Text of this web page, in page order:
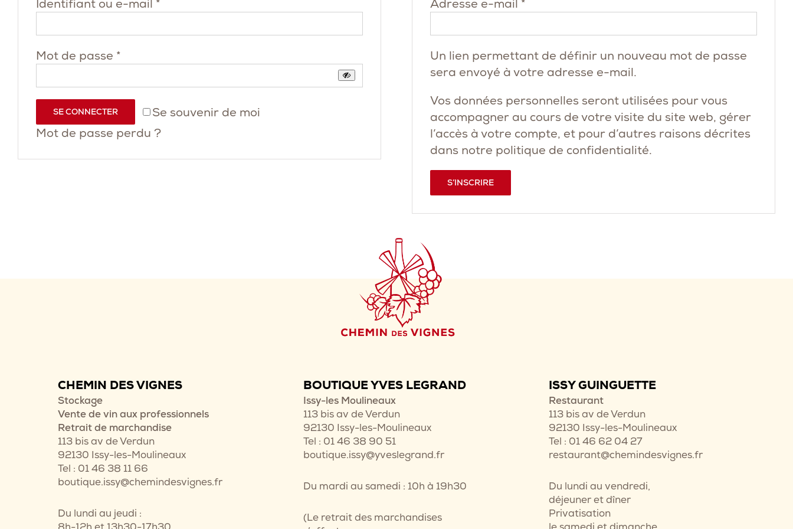
Identifiant ou e-mail *
Mot de passe *
Se souvenir de moi
SE CONNECTER
Mot de passe perdu ?
Adresse e-mail *
Un lien permettant de définir un nouveau mot de passe
sera envoyé à votre adresse e-mail.
Vos données personnelles seront utilisées pour vous
accompagner au cours de votre visite du site web, gérer
l’accès à votre compte, et pour d’autres raisons décrites
dans notre politique de confidentialité.
S’INSCRIRE
CHEMIN DES VIGNES
Stockage
Vente de vin aux professionnels
Retrait de marchandise
113 bis av de Verdun
92130 Issy-les-Moulineaux
Tel : 01 46 38 11 66
boutique.issy@chemindesvignes.fr
Du lundi au jeudi :
BOUTIQUE YVES LEGRAND
Issy-les Moulineaux
113 bis av de Verdun
92130 Issy-les-Moulineaux
Tel : 01 46 38 90 51
boutique.issy@yveslegrand.fr
Du mardi au samedi : 10h à 19h30
(Le retrait des marchandises
ISSY GUINGUETTE
Restaurant
113 bis av de Verdun
92130 Issy-les-Moulineaux
Tel : 01 46 62 04 27
restaurant@chemindesvignes.fr
Du lundi au vendredi,
déjeuner et dîner
Privatisation